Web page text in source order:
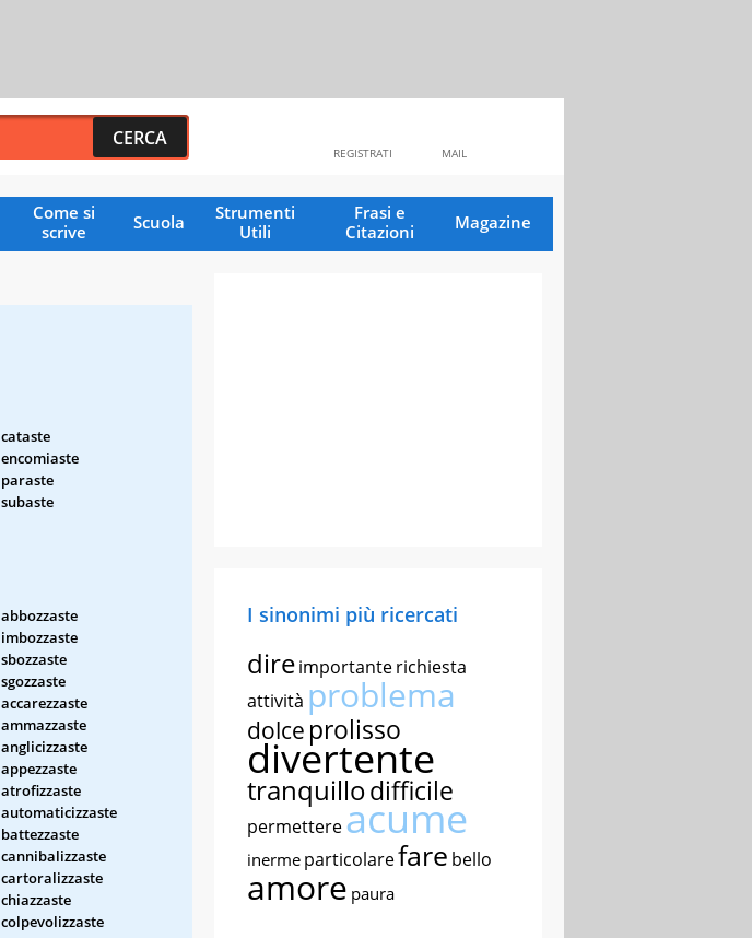
MAIL
REGISTRATI
Come si
scrive
Scuola
Strumenti
Utili
Frasi e
Citazioni
Magazine
cataste
encomiaste
paraste
subaste
abbozzaste
imbozzaste
sbozzaste
sgozzaste
accarezzaste
ammazzaste
anglicizzaste
appezzaste
atrofizzaste
automaticizzaste
battezzaste
cannibalizzaste
cartoralizzaste
chiazzaste
colpevolizzaste
I sinonimi più ricercati
direimportanterichiesta
attività problema
dolce prolisso
divertente
tranquillodifficile
permettereacume
inerme particolarefare bello
amore paura